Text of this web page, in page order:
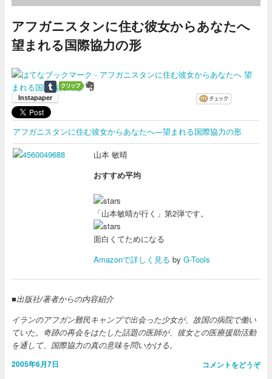
アフガニスタンに住む彼女からあなたへ
望まれる国際協力の形
アフガニスタンに住む彼女からあなたへ―望まれる国際協力の形
山本 敏晴
おすすめ平均
「山本敏晴が行く」第2弾です。
面白くてためになる
Amazonで詳しく見る by G-Tools
■出版社/著者からの内容紹介
イランのアフガン難民キャンプで出会った少女が、故国の病院で働い
ていた。奇跡の再会をはたした話題の医師が、彼女との医療援助活動
を通して、国際協力の真の意味を問いかける。
2005年6月7日 コメントをどうぞ